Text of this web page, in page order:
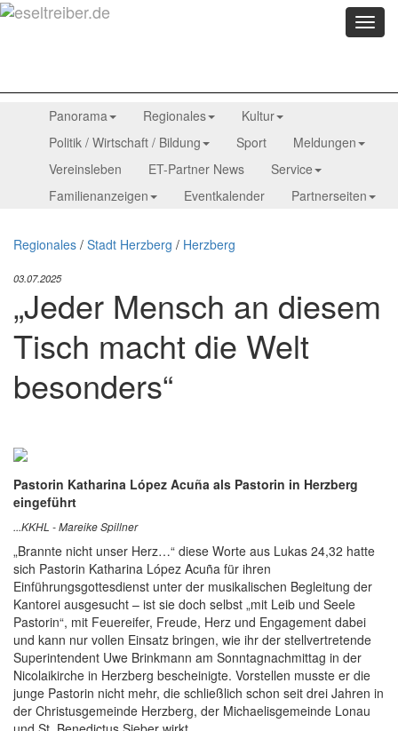
Menü
Panorama Regionales
Kultur
Politik / Wirtschaft / Bildung
Sport
Meldungen
Vereinsleben
ET-Partner News
Service
Familienanzeigen
Eventkalender Partnerseiten
Regionales / Stadt Herzberg / Herzberg
03.07.2025
„Jeder Mensch an diesem
Tisch macht die Welt
besonders“
Pastorin Katharina López Acuña als Pastorin in Herzberg
eingeführt
...KKHL - Mareike Spillner
„Brannte nicht unser Herz…“ diese Worte aus Lukas 24,32 hatte
sich Pastorin Katharina López Acuña für ihren
Einführungsgottesdienst unter der musikalischen Begleitung der
Kantorei ausgesucht – ist sie doch selbst „mit Leib und Seele
Pastorin“, mit Feuereifer, Freude, Herz und Engagement dabei
und kann nur vollen Einsatz bringen, wie ihr der stellvertretende
Superintendent Uwe Brinkmann am Sonntagnachmittag in der
Nicolaikirche in Herzberg bescheinigte. Vorstellen musste er die
junge Pastorin nicht mehr, die schließlich schon seit drei Jahren in
der Christusgemeinde Herzberg, der Michaelisgemeinde Lonau